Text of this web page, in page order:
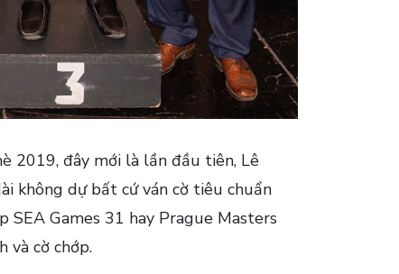
2019, đây mới là lần đầu tiên, Lê
không dự bất cứ ván cờ tiêu chuẩn
SEA Games 31 hay Prague Masters
và cờ chớp.